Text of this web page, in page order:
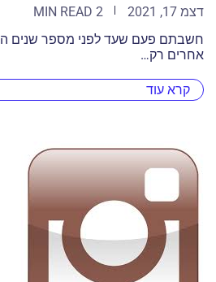
דצמ 17, 2021
2 MIN READ
חשבתם פעם שעד לפני מספר שנים
אחרים רק…
קרא עוד